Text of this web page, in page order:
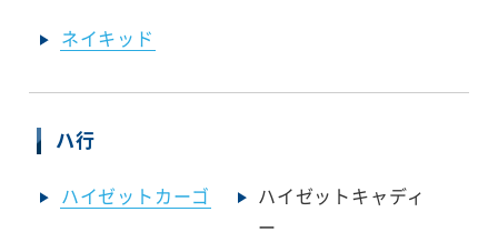
ネイキッド
ハ行
ハイゼットカーゴ
ハイゼットキャディ
ー